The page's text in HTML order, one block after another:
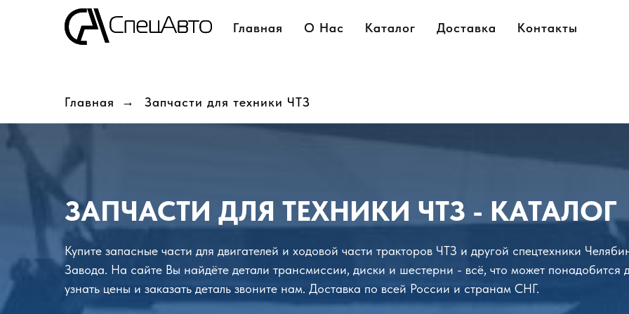
Главная О Нас Каталог Доставка Контакты
Главная → Запчасти для техники ЧТЗ
ЗАПЧАСТИ ДЛЯ ТЕХНИКИ ЧТЗ - КАТАЛОГ
Купите запасные части для двигателей и ходовой части тракторов ЧТЗ и другой спецтехники
Завода. На сайте Вы найдёте детали трансмиссии, диски и шестерни - всё, что может понадобится
узнать цены и заказать деталь звоните нам. Доставка по всей России и странам СНГ.
Главная О Нас Каталог Доставка Контакты